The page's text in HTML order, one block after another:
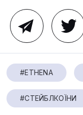
#ETHENA
#СТЕЙБЛКОЇНИ